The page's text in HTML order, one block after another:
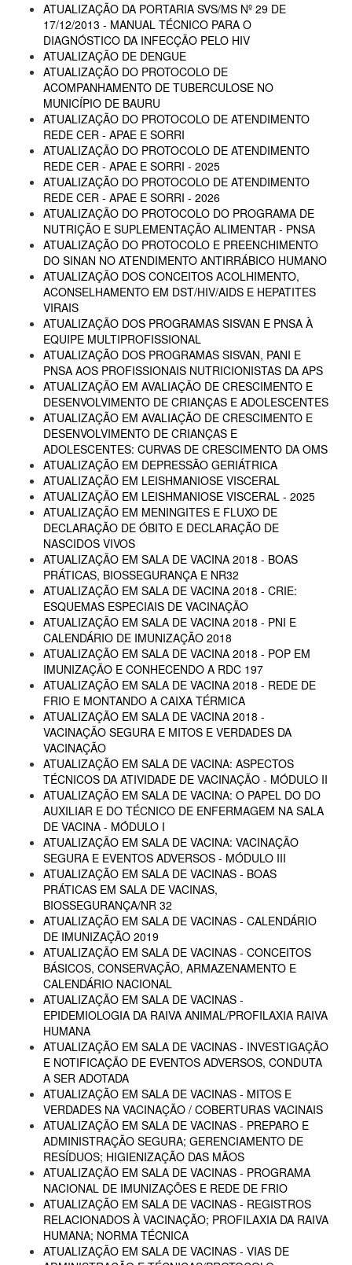
ATUALIZAÇÃO DA PORTARIA SVS/MS Nº 29 DE
17/12/2013 - MANUAL TÉCNICO PARA O
DIAGNÓSTICO DA INFECÇÃO PELO HIV
ATUALIZAÇÃO DE DENGUE
ATUALIZAÇÃO DO PROTOCOLO DE
ACOMPANHAMENTO DE TUBERCULOSE NO
MUNICÍPIO DE BAURU
ATUALIZAÇÃO DO PROTOCOLO DE ATENDIMENTO
REDE CER - APAE E SORRI
ATUALIZAÇÃO DO PROTOCOLO DE ATENDIMENTO
REDE CER - APAE E SORRI - 2025
ATUALIZAÇÃO DO PROTOCOLO DE ATENDIMENTO
REDE CER - APAE E SORRI - 2026
ATUALIZAÇÃO DO PROTOCOLO DO PROGRAMA DE
NUTRIÇÃO E SUPLEMENTAÇÃO ALIMENTAR - PNSA
ATUALIZAÇÃO DO PROTOCOLO E PREENCHIMENTO
DO SINAN NO ATENDIMENTO ANTIRRÁBICO HUMANO
ATUALIZAÇÃO DOS CONCEITOS ACOLHIMENTO,
ACONSELHAMENTO EM DST/HIV/AIDS E HEPATITES
VIRAIS
ATUALIZAÇÃO DOS PROGRAMAS SISVAN E PNSA À
EQUIPE MULTIPROFISSIONAL
ATUALIZAÇÃO DOS PROGRAMAS SISVAN, PANI E
PNSA AOS PROFISSIONAIS NUTRICIONISTAS DA APS
ATUALIZAÇÃO EM AVALIAÇÃO DE CRESCIMENTO E
DESENVOLVIMENTO DE CRIANÇAS E ADOLESCENTES
ATUALIZAÇÃO EM AVALIAÇÃO DE CRESCIMENTO E
DESENVOLVIMENTO DE CRIANÇAS E
ADOLESCENTES: CURVAS DE CRESCIMENTO DA OMS
ATUALIZAÇÃO EM DEPRESSÃO GERIÁTRICA
ATUALIZAÇÃO EM LEISHMANIOSE VISCERAL
ATUALIZAÇÃO EM LEISHMANIOSE VISCERAL - 2025
ATUALIZAÇÃO EM MENINGITES E FLUXO DE
DECLARAÇÃO DE ÓBITO E DECLARAÇÃO DE
NASCIDOS VIVOS
ATUALIZAÇÃO EM SALA DE VACINA 2018 - BOAS
PRÁTICAS, BIOSSEGURANÇA E NR32
ATUALIZAÇÃO EM SALA DE VACINA 2018 - CRIE:
ESQUEMAS ESPECIAIS DE VACINAÇÃO
ATUALIZAÇÃO EM SALA DE VACINA 2018 - PNI E
CALENDÁRIO DE IMUNIZAÇÃO 2018
ATUALIZAÇÃO EM SALA DE VACINA 2018 - POP EM
IMUNIZAÇÃO E CONHECENDO A RDC 197
ATUALIZAÇÃO EM SALA DE VACINA 2018 - REDE DE
FRIO E MONTANDO A CAIXA TÉRMICA
ATUALIZAÇÃO EM SALA DE VACINA 2018 -
VACINAÇÃO SEGURA E MITOS E VERDADES DA
VACINAÇÃO
ATUALIZAÇÃO EM SALA DE VACINA: ASPECTOS
TÉCNICOS DA ATIVIDADE DE VACINAÇÃO - MÓDULO II
ATUALIZAÇÃO EM SALA DE VACINA: O PAPEL DO DO
AUXILIAR E DO TÉCNICO DE ENFERMAGEM NA SALA
DE VACINA - MÓDULO I
ATUALIZAÇÃO EM SALA DE VACINA: VACINAÇÃO
SEGURA E EVENTOS ADVERSOS - MÓDULO III
ATUALIZAÇÃO EM SALA DE VACINAS - BOAS
PRÁTICAS EM SALA DE VACINAS,
BIOSSEGURANÇA/NR 32
ATUALIZAÇÃO EM SALA DE VACINAS - CALENDÁRIO
DE IMUNIZAÇÃO 2019
ATUALIZAÇÃO EM SALA DE VACINAS - CONCEITOS
BÁSICOS, CONSERVAÇÃO, ARMAZENAMENTO E
CALENDÁRIO NACIONAL
ATUALIZAÇÃO EM SALA DE VACINAS -
EPIDEMIOLOGIA DA RAIVA ANIMAL/PROFILAXIA RAIVA
HUMANA
ATUALIZAÇÃO EM SALA DE VACINAS - INVESTIGAÇÃO
E NOTIFICAÇÃO DE EVENTOS ADVERSOS, CONDUTA
A SER ADOTADA
ATUALIZAÇÃO EM SALA DE VACINAS - MITOS E
VERDADES NA VACINAÇÃO / COBERTURAS VACINAIS
ATUALIZAÇÃO EM SALA DE VACINAS - PREPARO E
ADMINISTRAÇÃO SEGURA; GERENCIAMENTO DE
RESÍDUOS; HIGIENIZAÇÃO DAS MÃOS
ATUALIZAÇÃO EM SALA DE VACINAS - PROGRAMA
NACIONAL DE IMUNIZAÇÕES E REDE DE FRIO
ATUALIZAÇÃO EM SALA DE VACINAS - REGISTROS
RELACIONADOS À VACINAÇÃO; PROFILAXIA DA RAIVA
HUMANA; NORMA TÉCNICA
ATUALIZAÇÃO EM SALA DE VACINAS - VIAS DE